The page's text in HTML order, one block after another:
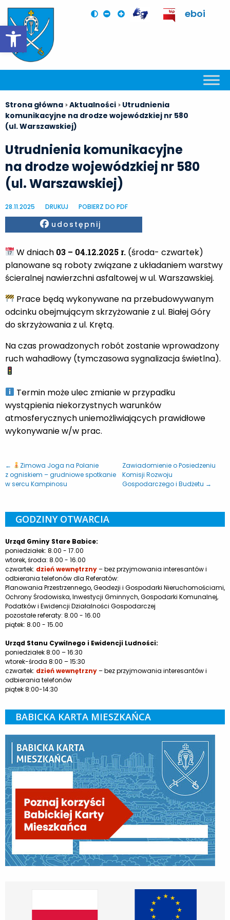
Otwórz pasek narzędzi
eboi
Strona główna >Aktualności > Utrudnienia
komunikacyjne na drodze wojewódzkiej nr 580
(ul. Warszawskiej)
Utrudnienia komunikacyjne
na drodze wojewódzkiej nr 580
(ul. Warszawskiej)
28.11.2025 DRUKUJ POBIERZ DO PDF
Facebook
udostępnij
W dniach 03 – 04.12.2025 r. (środa- czwartek)
planowane są roboty związane z układaniem warstwy
ścieralnej nawierzchni asfaltowej w ul. Warszawskiej.
Prace będą wykonywane na przebudowywanym
odcinku obejmującym skrzyżowanie z ul. Białej Góry
do skrzyżowania z ul. Krętą.
Na czas prowadzonych robót zostanie wprowadzony
ruch wahadłowy (tymczasowa sygnalizacja świetlna).
Termin może ulec zmianie w przypadku
wystąpienia niekorzystnych warunków
atmosferycznych uniemożliwiających prawidłowe
wykonywanie w/w prac.
←
Zimowa Joga na Polanie
z ogniskiem – grudniowe spotkanie
w sercu Kampinosu
Zawiadomienie o Posiedzeniu
Komisji Rozwoju
Gospodarczego i Budżetu →
GODZINY OTWARCIA
Urząd Gminy Stare Babice:
poniedziałek: 8.00 - 17.00
wtorek, środa: 8.00 - 16.00
czwartek: dzień wewnętrzny– bez przyjmowania interesantów i
odbierania telefonów dla Referatów:
Planowania Przestrzennego, Geodezji i Gospodarki Nieruchomościami,
Ochrony Środowiska, Inwestycji Gminnych, Gospodarki Komunalnej,
Podatków i Ewidencji Działalności Gospodarczej
pozostałe referaty: 8.00 - 16.00
piątek: 8.00 - 15.00
Urząd Stanu Cywilnego i Ewidencji Ludności:
poniedziałek 8:00 – 16:30
wtorek-środa 8:00 – 15:30
czwartek: dzień wewnętrzny– bez przyjmowania interesantów i
odbierania telefonów
piątek 8:00-14:30
BABICKA KARTA MIESZKAŃCA